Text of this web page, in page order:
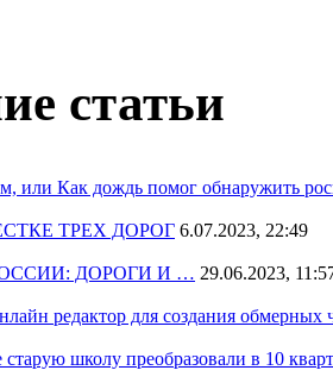
статьи
или Как дождь помог обнаружить
ТРЕХ ДОРОГ 6.07.2023, 22:49
ДОРОГИ И … 29.06.2023,
редактор для создания обмерных
школу преобразовали в 10